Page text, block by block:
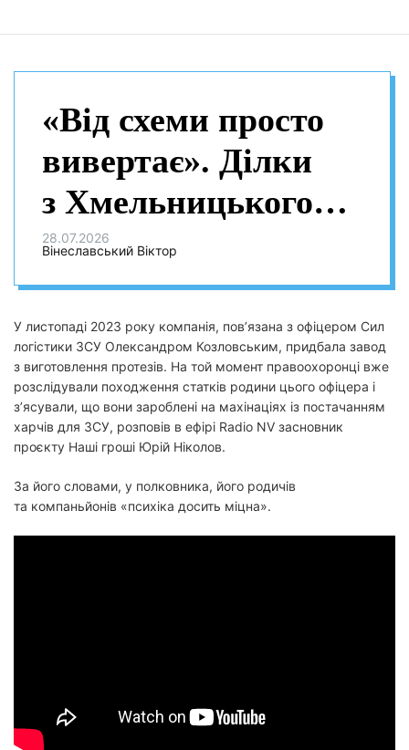
«Від схеми просто
вивертає». Ділки
з Хмельницького
купили протезний
завод за гроші,
вкрадені
на харчуванні
військових —
журналіст
28.07.2026
Вінеславський Віктор
У листопаді 2023 року компанія, пов’язана з офіцером Сил
логістики ЗСУ Олександром Козловським, придбала завод
з виготовлення протезів. На той момент правоохоронці вже
розслідували походження статків родини цього офіцера і
з’ясували, що вони зароблені на махінаціях із постачанням
харчів для ЗСУ, розповів в ефірі Radio NV засновник
проєкту Наші гроші Юрій Ніколов.
За його словами, у полковника, його родичів
та компаньйонів «психіка досить міцна».